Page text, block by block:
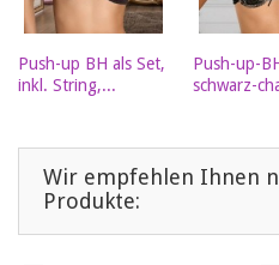
Push-up BH als Set,
inkl. String,...
Push-up-
schwarz-
Wir empfehlen Ihnen
Produkte: